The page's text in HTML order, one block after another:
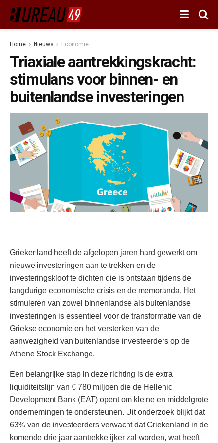
Home Nieuws Economie
Triaxiale aantrekkingskracht:
stimulans voor binnen- en
buitenlandse investeringen
Griekenland heeft de afgelopen jaren hard gewerkt om
nieuwe investeringen aan te trekken en de
investeringskloof te dichten die is ontstaan tijdens de
langdurige economische crisis en de memoranda. Het
stimuleren van zowel binnenlandse als buitenlandse
investeringen is essentieel voor de transformatie van de
Griekse economie en het versterken van de
aanwezigheid van buitenlandse investeerders op de
Athene Stock Exchange.
Een belangrijke stap in deze richting is de extra
liquiditeitslijn van € 780 miljoen die de Hellenic
Development Bank (EAT) opent om kleine en middelgrote
ondernemingen te ondersteunen. Uit onderzoek blijkt dat
63% van de investeerders verwacht dat Griekenland in de
komende drie jaar aantrekkelijker zal worden, wat heeft